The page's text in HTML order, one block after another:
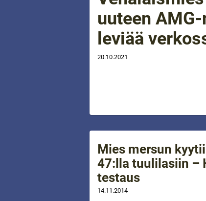
uuteen
leviää
20.10.2021
Mies mersun
47:lla tuulilasiin –
testaus
14.11.2014